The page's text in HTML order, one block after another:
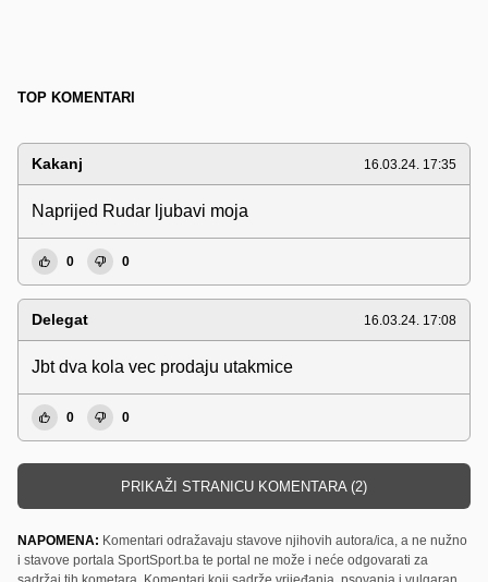
TOP KOMENTARI
Kakanj 16.03.24. 17:35
Naprijed Rudar ljubavi moja
0 0
Delegat 16.03.24. 17:08
Jbt dva kola vec prodaju utakmice
0 0
PRIKAŽI STRANICU KOMENTARA (2)
NAPOMENA: Komentari odražavaju stavove njihovih autora/ica, a ne nužno
i stavove portala SportSport.ba te portal ne može i neće odgovarati za